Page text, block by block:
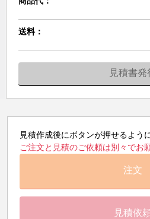
送料：
見積書発
見積作成後にボタンが押せるよう
ご注文と見積のご依頼は別々でお
注文
見積依